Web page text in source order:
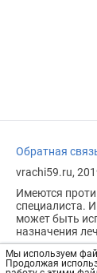
Мы используем
Продолжая
Обратная
vrachi59.ru,
Имеются
специалиста.
может быть
назначения
Возрастное